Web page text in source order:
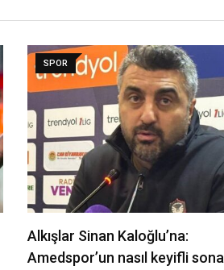
SPOR
Alkışlar Sinan Kaloğlu’na:
Amedspor’un nasıl keyifli sona